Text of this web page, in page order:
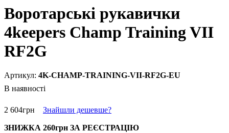
Воротарські рукавички
4keepers Champ Training VII
RF2G
4K-CHAMP-TRAINING-VII-RF2G-EU
В наявності
2 604грн Знайшли дешевше?
ЗНИЖКА 260грн ЗА РЕЄСТРАЦІЮ